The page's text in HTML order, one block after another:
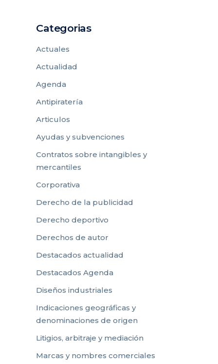
Categorias
Actuales
Actualidad
Agenda
Antipiratería
Articulos
Ayudas y subvenciones
Contratos sobre intangibles y
mercantiles
Corporativa
Derecho de la publicidad
Derecho deportivo
Derechos de autor
Destacados actualidad
Destacados Agenda
Diseños industriales
Indicaciones geográficas y
denominaciones de origen
Litigios, arbitraje y mediación
Marcas y nombres comerciales